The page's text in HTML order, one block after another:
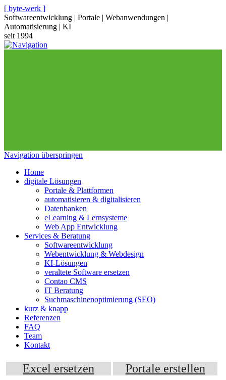
[ byte-werk ]
Softwareentwicklung | Portale | Webanwendungen |
Automatisierung | KI
seit 1994
Navigation überspringen
Home
digitale Lösungen
Portale & Plattformen
automatisieren & digitalisieren
Datenbanken
eLearning & Lernsysteme
Web App Entwicklung
Services & Beratung
Softwareentwicklung
Webentwicklung & Webdesign
KI-Lösungen
veraltete Software ersetzen
Contao CMS
IT Beratung
Suchmaschinenoptimierung (SEO)
kurz & knapp
Referenzen
FAQ
Team
Kontakt
Excel ersetzen
Portale erstellen